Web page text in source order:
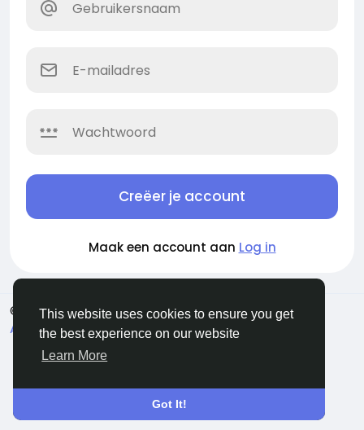
This website uses cookies to ensure you get
the best experience on our website
Learn More
Got It!
Creëer je account
Maak een account aan Log in
© 2026 Evangetic HUB
Dutch
About
Voorwaarden Privacy Contact Us
Bedrijvengids